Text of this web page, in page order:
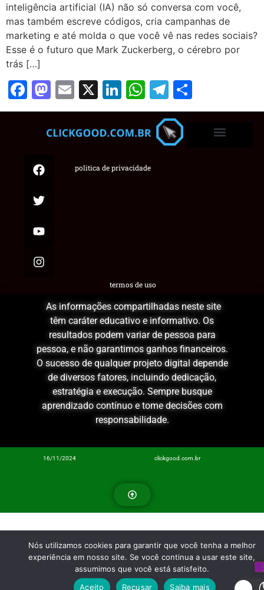
inteligência artificial (IA) não só conversa com você,
mas também escreve códigos, cria campanhas de
marketing e até molda o que você vê nas redes sociais?
Esse é o futuro que Mark Zuckerberg, o cérebro por
trás […]
Facebook
Mastodon
Email
X LinkedIn
WhatsApp
Telegram
termos de uso
politica de privacidade
As informações compartilhadas neste site
têm caráter educativo e informativo. Os
resultados podem variar de pessoa para
pessoa, e não garantimos ganhos financeiros.
O sucesso de qualquer projeto digital depende
de diversos fatores, incluindo dedicação,
estratégia e execução. Sempre busque
aprendizado contínuo e tome decisões com
responsabilidade.
16/11/2024 clickgood.com.br
Nós utilizamos cookies para garantir que você tenha a melhor
experiência em nosso site. Se você continua a usar este site,
assumimos que você está satisfeito.
Aceito
Recusar Saiba mais